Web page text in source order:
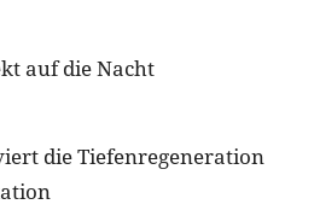
auf die Nacht
die Tiefenregeneration